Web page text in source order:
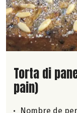
Lire la
Torta di
pain)
Nombre de